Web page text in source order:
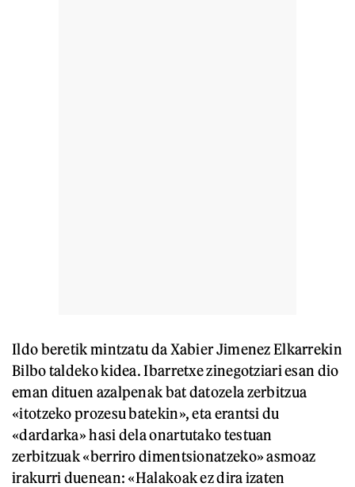
Ildo beretik mintzatu da Xabier Jimenez Elkarrekin
Bilbo taldeko kidea. Ibarretxe zinegotziari esan dio
eman dituen azalpenak bat datozela zerbitzua
«itotzeko prozesu batekin», eta erantsi du
«dardarka» hasi dela onartutako testuan
zerbitzuak «berriro dimentsionatzeko» asmoaz
irakurri duenean: «Halakoak ez dira izaten